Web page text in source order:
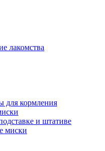
лакомства
для кормления
и штативе
миски